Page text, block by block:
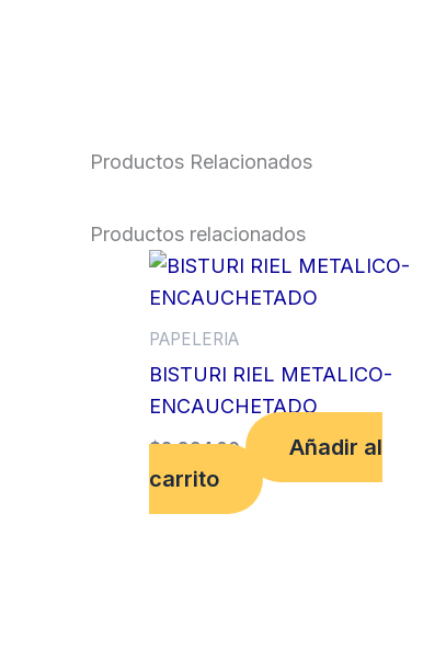
Productos Relacionados
Productos relacionados
PAPELERIA
BISTURI RIEL METALICO-
ENCAUCHETADO
$2,894.00
Añadir al
carrito